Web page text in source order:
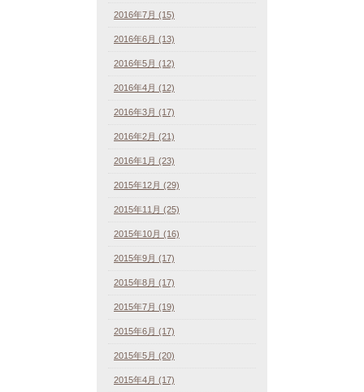
2016年7月 (15)
2016年6月 (13)
2016年5月 (12)
2016年4月 (12)
2016年3月 (17)
2016年2月 (21)
2016年1月 (23)
2015年12月 (29)
2015年11月 (25)
2015年10月 (16)
2015年9月 (17)
2015年8月 (17)
2015年7月 (19)
2015年6月 (17)
2015年5月 (20)
2015年4月 (17)